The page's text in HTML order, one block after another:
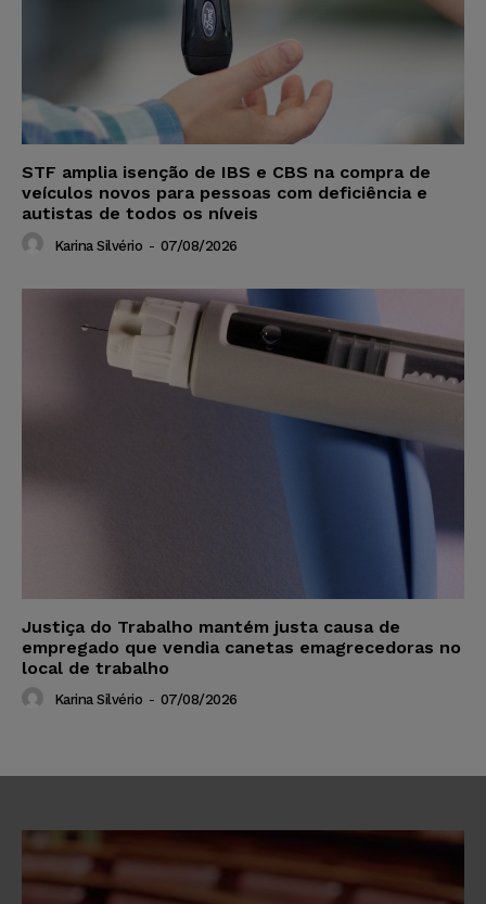
STF amplia isenção de IBS e CBS na compra de
veículos novos para pessoas com deficiência e
autistas de todos os níveis
Karina Silvério - 07/08/2026
Justiça do Trabalho mantém justa causa de
empregado que vendia canetas emagrecedoras no
local de trabalho
Karina Silvério - 07/08/2026